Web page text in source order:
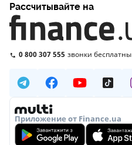
Рассчитывайте на
0 800 307 555 звонки бесплатны
Приложение от Finance.ua